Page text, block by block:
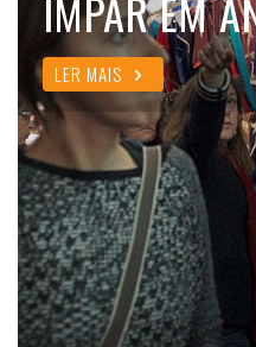
ÍMPAR EM
LER MAIS